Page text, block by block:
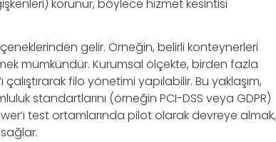
korunur, böylece hizmet kesintisi
gelir. Örneğin, belirli konteynerleri
mümkündür. Kurumsal ölçekte, birden fazla
filo yönetimi yapılabilir. Bu yaklaşım,
standartlarını (örneğin PCI-DSS veya GDPR)
test ortamlarında pilot olarak devreye almak,